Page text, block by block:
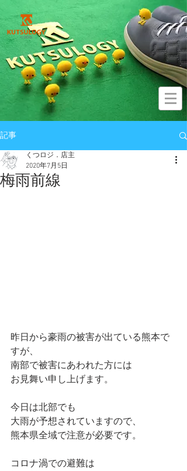
記事
梅雨前線
くつロジ．店主
2020年7月5日
昨日から豪雨の被害が出ている熊本で
すが、
南部で被害にあわれた方には
お見舞い申し上げます。
今日は北部でも
大雨が予想されていますので、
熊本県全域で注意が必要です。
コロナ渦での避難は